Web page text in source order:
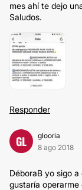
mes ahí te dejo
Saludos.
Responder
GL
glooria
8 ago 2018
DéboraB yo sigo
gustaría operarme